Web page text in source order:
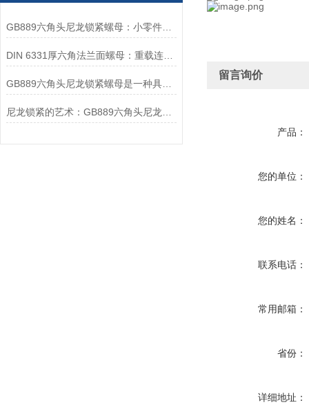
GB889六角头尼龙锁紧螺母：小零件中的大智慧
DIN 6331厚六角法兰面螺母：重载连接中的可靠紧固解决方案
GB889六角头尼龙锁紧螺母是一种具有特殊设计的螺母
留言询价
产品：
您的单位：
您的姓名：
联系电话：
常用邮箱：
省份：
详细地址：